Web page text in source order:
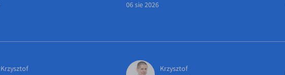
Krzysztof
06 sie 2026
Krzysztof